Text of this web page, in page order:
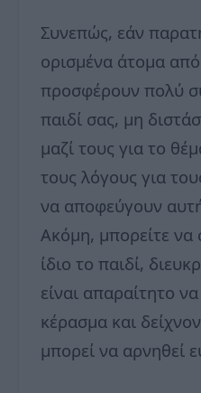
Συνεπώς, εάν
ορισμένα άτομα
προσφέρουν πολύ
παιδί σας, μη
μαζί τους για το
τους λόγους για
να αποφεύγουν
Ακόμη, μπορείτε να
ίδιο το παιδί,
είναι απαραίτητο
κέρασμα και
μπορεί να αρνηθεί